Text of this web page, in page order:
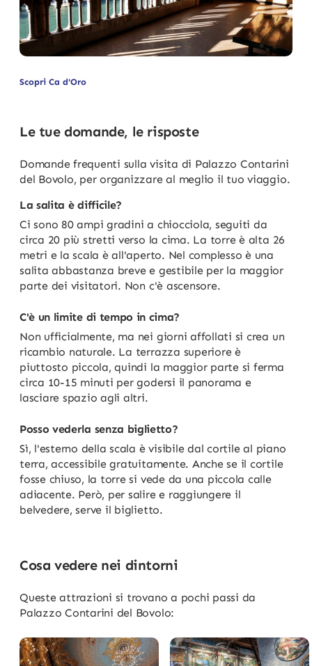
Scopri Ca d'Oro
Le tue domande, le risposte
Domande frequenti sulla visita di Palazzo Contarini
del Bovolo, per organizzare al meglio il tuo viaggio.
La salita è difficile?
Ci sono 80 ampi gradini a chiocciola, seguiti da
circa 20 più stretti verso la cima. La torre è alta 26
metri e la scala è all'aperto. Nel complesso è una
salita abbastanza breve e gestibile per la maggior
parte dei visitatori. Non c'è ascensore.
C'è un limite di tempo in cima?
Non ufficialmente, ma nei giorni affollati si crea un
ricambio naturale. La terrazza superiore è
piuttosto piccola, quindi la maggior parte si ferma
circa 10-15 minuti per godersi il panorama e
lasciare spazio agli altri.
Posso vederla senza biglietto?
Sì, l'esterno della scala è visibile dal cortile al piano
terra, accessibile gratuitamente. Anche se il cortile
fosse chiuso, la torre si vede da una piccola calle
adiacente. Però, per salire e raggiungere il
belvedere, serve il biglietto.
Cosa vedere nei dintorni
Queste attrazioni si trovano a pochi passi da
Palazzo Contarini del Bovolo: